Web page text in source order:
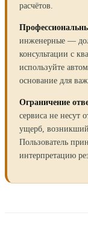
расчётов.
инженерные —
консультации с
используйте
основание для
Ограничение
сервиса не несут
ущерб, возникший
Пользователь
интерпретацию